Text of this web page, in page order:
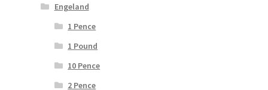
Engeland
1 Pence
1 Pound
10 Pence
2 Pence